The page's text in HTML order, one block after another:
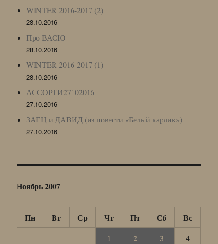
WINTER 2016-2017 (2)
28.10.2016
Про ВАСЮ
28.10.2016
WINTER 2016-2017 (1)
28.10.2016
АССОРТИ27102016
27.10.2016
ЗАЕЦ и ДАВИД (из повести «Белый карлик»)
27.10.2016
Ноябрь 2007
Пн Вт Ср Чт Пт Сб
Вс
1
2 3 4